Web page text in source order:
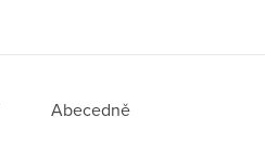
Abecedně